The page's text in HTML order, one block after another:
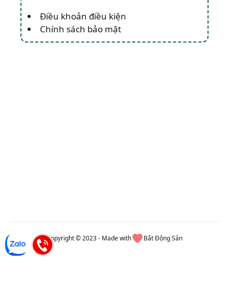
Điều khoản điều kiện
Chính sách bảo mật
Copyright © 2023 - Made with Bất Động Sản